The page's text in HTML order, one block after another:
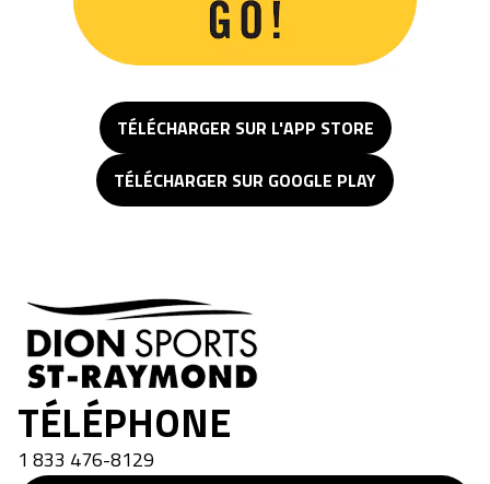
TÉLÉCHARGER SUR L'APP STORE
TÉLÉCHARGER SUR GOOGLE PLAY
Dion Sports
TÉLÉPHONE
1 833 476-8129